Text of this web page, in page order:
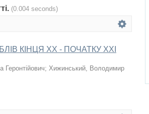
(0.004 seconds)
КІНЦЯ XX - ПОЧАТКУ XXI
; Хижинський, Володимир